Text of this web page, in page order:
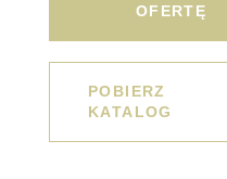
OFERTĘ
POBIERZ
KATALOG